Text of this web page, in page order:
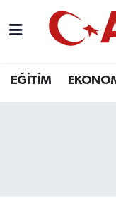
EĞİTİM